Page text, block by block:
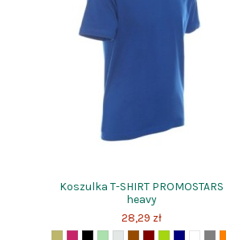
Koszulka T-SHIRT PROMOSTARS
heavy
28,29 zł